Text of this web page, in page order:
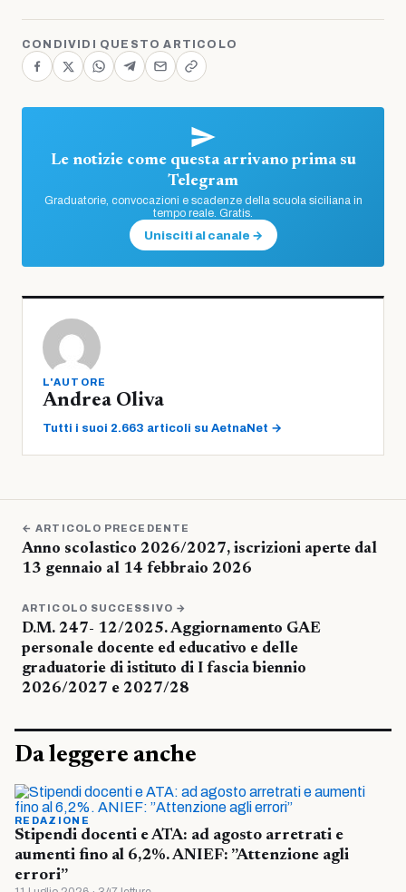
CONDIVIDI QUESTO ARTICOLO
Le notizie come questa arrivano prima su
Telegram
Graduatorie, convocazioni e scadenze della scuola siciliana in
tempo reale. Gratis.
Unisciti al canale →
L'AUTORE
Andrea Oliva
Tutti i suoi 2.663 articoli su AetnaNet →
← ARTICOLO PRECEDENTE
Anno scolastico 2026/2027, iscrizioni aperte dal
13 gennaio al 14 febbraio 2026
ARTICOLO SUCCESSIVO →
D.M. 247- 12/2025. Aggiornamento GAE
personale docente ed educativo e delle
graduatorie di istituto di I fascia biennio
2026/2027 e 2027/28
Da leggere anche
REDAZIONE
Stipendi docenti e ATA: ad agosto arretrati e
aumenti fino al 6,2%. ANIEF: ”Attenzione agli
errori”